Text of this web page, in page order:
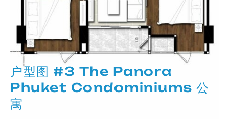
户型图 #3 The Panora
Phuket Condominiums 公
寓